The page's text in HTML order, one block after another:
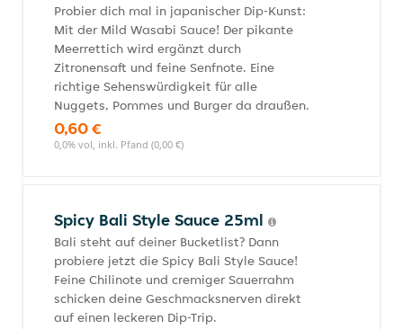
Probier dich mal in japanischer Dip-Kunst:
Mit der Mild Wasabi Sauce! Der pikante
Meerrettich wird ergänzt durch
Zitronensaft und feine Senfnote. Eine
richtige Sehenswürdigkeit für alle
Nuggets, Pommes und Burger da draußen.
0,60 €
0,0% vol, inkl. Pfand (0,00 €)
Spicy Bali Style Sauce 25ml
Bali steht auf deiner Bucketlist? Dann
probiere jetzt die Spicy Bali Style Sauce!
Feine Chilinote und cremiger Sauerrahm
schicken deine Geschmacksnerven direkt
auf einen leckeren Dip-Trip.